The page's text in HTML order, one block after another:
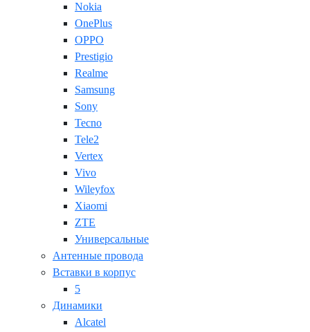
Nokia
OnePlus
OPPO
Prestigio
Realme
Samsung
Sony
Tecno
Tele2
Vertex
Vivo
Wileyfox
Xiaomi
ZTE
Универсальные
Антенные провода
Вставки в корпус
5
Динамики
Alcatel